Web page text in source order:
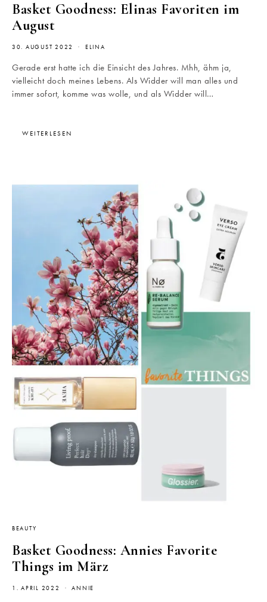
Basket Goodness: Elinas Favoriten im
August
30. AUGUST 2022 ELINA
Gerade erst hatte ich die Einsicht des Jahres. Mhh, ähm ja,
vielleicht doch meines Lebens. Als Widder will man alles und
immer sofort, komme was wolle, und als Widder will…
WEITERLESEN
BEAUTY
Basket Goodness: Annies Favorite
Things im März
1. APRIL 2022 ANNIE